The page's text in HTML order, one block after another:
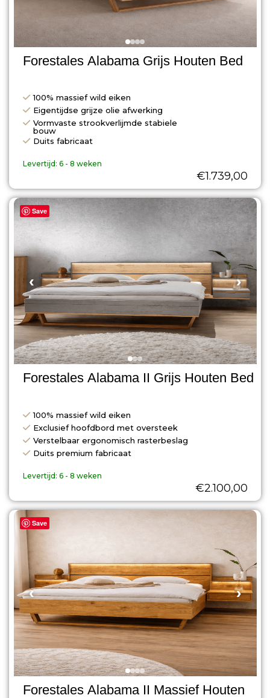
Forestales Alabama Grijs Houten Bed
100% massief wild eiken
Eigentijdse grijze olie afwerking
Vormvaste strookverlijmde stabiele
bouw
Duits fabricaat
€1.739,00
Levertijd: 6 - 8 weken
Save
‹ ›
Forestales Alabama II Grijs Houten Bed
100% massief wild eiken
Exclusief hoofdbord met oversteek
Verstelbaar ergonomisch rasterbeslag
Duits premium fabricaat
€2.100,00
Levertijd: 6 - 8 weken
Save
‹ ›
Forestales Alabama II Massief Houten